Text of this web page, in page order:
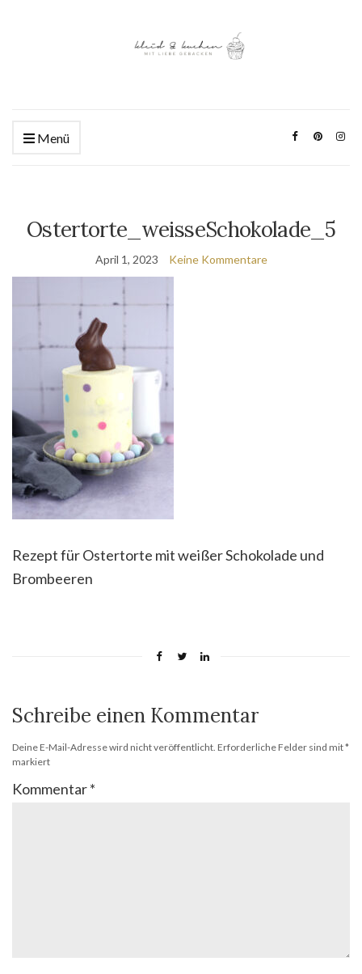
Menü
Ostertorte_weisseSchokolade_5
April 1, 2023 Keine Kommentare
Rezept für Ostertorte mit weißer Schokolade und
Brombeeren
Schreibe einen Kommentar
Deine E-Mail-Adresse wird nicht veröffentlicht. Erforderliche Felder sind mit*
markiert
Kommentar*